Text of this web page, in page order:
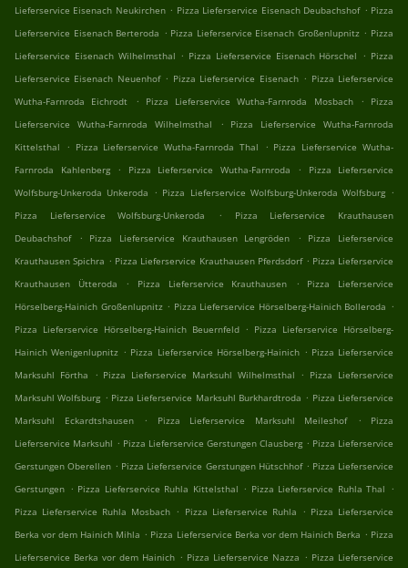
Lieferservice Eisenach Neukirchen . Pizza Lieferservice Eisenach Deubachshof . Pizza
Lieferservice Eisenach Berteroda . Pizza Lieferservice Eisenach Großenlupnitz . Pizza
Lieferservice Eisenach Wilhelmsthal . Pizza Lieferservice Eisenach Hörschel . Pizza
Lieferservice Eisenach Neuenhof . Pizza Lieferservice Eisenach . Pizza Lieferservice
Wutha-Farnroda Eichrodt
. Pizza Lieferservice Wutha-Farnroda Mosbach .
Pizza
Lieferservice Wutha-Farnroda Wilhelmsthal
.
Pizza Lieferservice Wutha-Farnroda
Kittelsthal
. Pizza Lieferservice Wutha-Farnroda Thal . Pizza Lieferservice Wutha-
Farnroda Kahlenberg
. Pizza Lieferservice Wutha-Farnroda .
Pizza Lieferservice
Wolfsburg-Unkeroda Unkeroda . Pizza Lieferservice Wolfsburg-Unkeroda Wolfsburg .
Pizza Lieferservice Wolfsburg-Unkeroda
.
Pizza Lieferservice Krauthausen
Deubachshof
. Pizza Lieferservice Krauthausen Lengröden .
Pizza Lieferservice
Krauthausen Spichra . Pizza Lieferservice Krauthausen Pferdsdorf . Pizza Lieferservice
Krauthausen Ütteroda
. Pizza Lieferservice Krauthausen .
Pizza Lieferservice
Hörselberg-Hainich Großenlupnitz . Pizza Lieferservice Hörselberg-Hainich Bolleroda .
Pizza Lieferservice Hörselberg-Hainich Beuernfeld . Pizza Lieferservice Hörselberg-
Hainich Wenigenlupnitz . Pizza Lieferservice Hörselberg-Hainich . Pizza Lieferservice
Marksuhl Förtha
. Pizza Lieferservice Marksuhl Wilhelmsthal . Pizza Lieferservice
Marksuhl Wolfsburg . Pizza Lieferservice Marksuhl Burkhardtroda . Pizza Lieferservice
Marksuhl Eckardtshausen
. Pizza Lieferservice Marksuhl Meileshof .
Pizza
Lieferservice Marksuhl . Pizza Lieferservice Gerstungen Clausberg . Pizza Lieferservice
Gerstungen Oberellen . Pizza Lieferservice Gerstungen Hütschhof . Pizza Lieferservice
Gerstungen . Pizza Lieferservice Ruhla Kittelsthal . Pizza Lieferservice Ruhla Thal .
Pizza Lieferservice Ruhla Mosbach . Pizza Lieferservice Ruhla . Pizza Lieferservice
Berka vor dem Hainich Mihla . Pizza Lieferservice Berka vor dem Hainich Berka . Pizza
Lieferservice Berka vor dem Hainich . Pizza Lieferservice Nazza . Pizza Lieferservice